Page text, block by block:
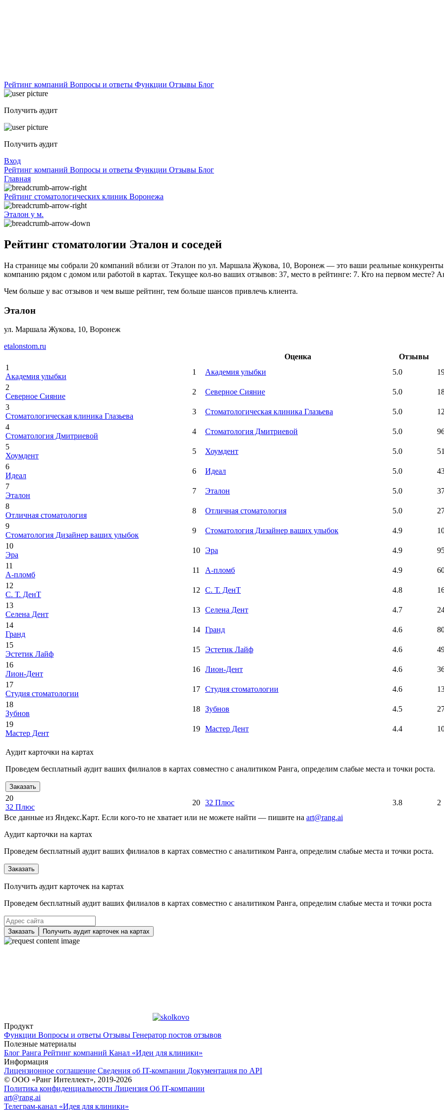
Рейтинг компаний Вопросы и ответы Функции Отзывы Блог
Получить аудит
Получить аудит
Вход
Рейтинг компаний Вопросы и ответы Функции Отзывы Блог
Главная
Рейтинг стоматологических клиник Воронежа
Эталон у м.
Рейтинг стоматологии Эталон и соседей
На странице мы собрали 20 компаний вблизи от Эталон по ул. Маршала Жукова, 10, Воронеж — это ваши реальные конкуренты.
компанию рядом с домом или работой в картах. Текущее кол-во ваших отзывов: 37, место в рейтинге: 7. Кто на первом месте?
Чем больше у вас отзывов и чем выше рейтинг, тем больше шансов привлечь клиента.
Эталон
ул. Маршала Жукова, 10, Воронеж
etalonstom.ru
Оценка
Отзывы
1
Академия улыбки
1 Академия улыбки 5.0
2
Северное Сияние
2 Северное Сияние 5.0
3
Стоматологическая клиника Глазьева
3 Стоматологическая клиника Глазьева 5.0
4
Стоматология Дмитриевой
4 Стоматология Дмитриевой 5.0
5
Хоумдент
5 Хоумдент 5.0
51
6
Идеал
6 Идеал 5.0
7
Эталон
7 Эталон 5.0
8
Отличная стоматология
8 Отличная стоматология 5.0
9
Стоматология Дизайнер ваших улыбок
9 Стоматология Дизайнер ваших улыбок 4.9
10
Эра
10 Эра 4.9
11
А-пломб
11 А-пломб 4.9
12
С. Т. ДенТ
12 С. Т. ДенТ 4.8
13
Селена Дент
13 Селена Дент 4.7
14
Гранд
14 Гранд 4.6
15
Эстетик Лайф
15 Эстетик Лайф 4.6
16
Лион-Дент
16 Лион-Дент 4.6
17
Студия стоматологии
17 Студия стоматологии 4.6
18
Зубнов
18 Зубнов 4.5
19
Мастер Дент
19 Мастер Дент 4.4
Аудит карточки на картах
Проведем бесплатный аудит ваших филиалов в картах совместно с аналитиком Ранга, определим слабые места и точки роста.
Заказать
20
32 Плюс
20 32 Плюс 3.8
2
Все данные из Яндекс.Карт. Если кого-то не хватает или не можете найти — пишите на art@rang.ai
Аудит карточки на картах
Проведем бесплатный аудит ваших филиалов в картах совместно с аналитиком Ранга, определим слабые места и точки роста.
Заказать
Получить аудит карточек на картах
Проведем бесплатный аудит ваших филиалов в картах совместно с аналитиком Ранга, определим слабые места и точки роста
Заказать Получить аудит карточек на картах
Продукт
Функции Вопросы и ответы Отзывы Генератор постов отзывов
Полезные материалы
Блог Ранга Рейтинг компаний Канал «Идеи для клиники»
Информация
Лицензионное соглашение Сведения об IT-компании Документация по API
© ООО «Ранг Интеллект», 2019-2026
Политика конфиденциальности Лицензия Об IT-компании
art@rang.ai
Телеграм-канал «Идея для клиники»